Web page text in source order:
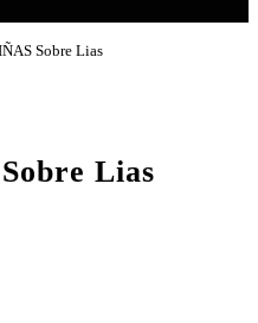
Sobre Lias
Lias